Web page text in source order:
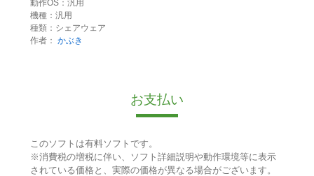
動作OS：汎用
機種：汎用
種類：シェアウェア
作者： かぶき
お支払い
このソフトは有料ソフトです。
※消費税の増税に伴い、ソフト詳細説明や動作環境等に表示
されている価格と、実際の価格が異なる場合がございます。